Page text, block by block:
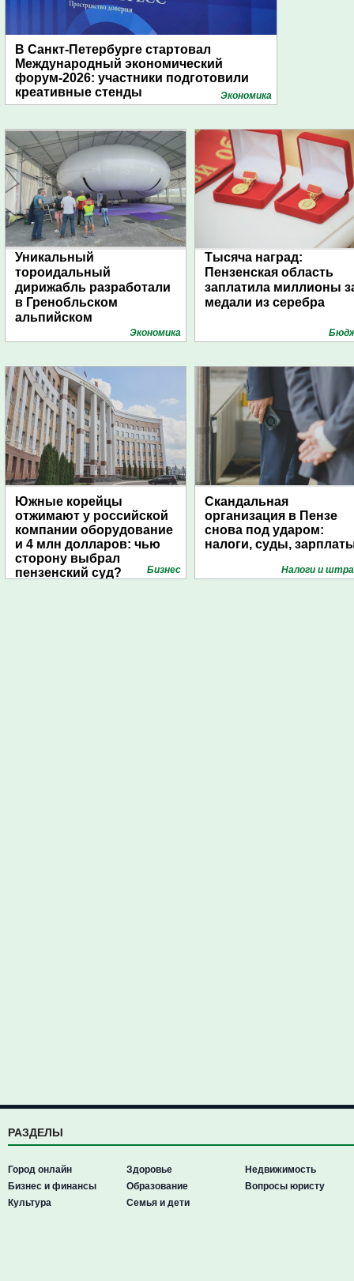
В Санкт-Петербурге стартовал
Международный экономический
форум-2026: участники подготовили
креативные стенды
Экономика
Уникальный
тороидальный
дирижабль разработали
в Гренобльском
альпийском
Экономика
Тысяча наград:
Пензенская область
заплатила миллионы
медали из серебра
Южные корейцы
отжимают у российской
компании оборудование
и 4 млн долларов: чью
сторону выбрал
пензенский суд?
Бизнес
Скандальная
организация в Пензе
снова под ударом:
налоги, суды,
Налоги и
РАЗДЕЛЫ
Город онлайн
Бизнес и финансы
Культура
Здоровье
Образование
Семья и дети
Недвижимость
Вопросы юристу